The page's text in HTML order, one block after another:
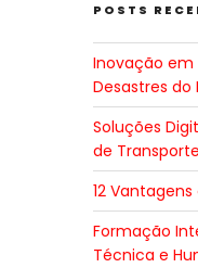
POSTS
Inovação em
Desastres do
Soluções
de
12
Formação
Técnica e